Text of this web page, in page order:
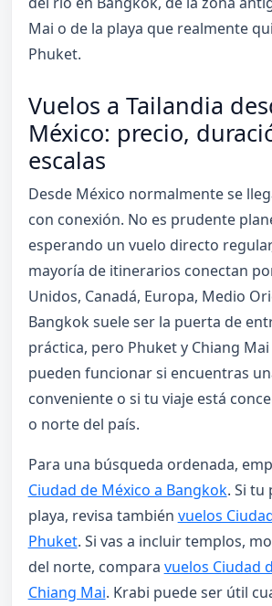
Mai o de la playa que realmente
Phuket.
Vuelos a Tailandia
México: precio,
escalas
Desde México normalmente se
con conexión. No es prudente
esperando un vuelo directo
mayoría de itinerarios conectan
Unidos, Canadá, Europa, Medio
Bangkok suele ser la puerta de
práctica, pero Phuket y Chiang
pueden funcionar si encuentras
conveniente o si tu viaje está
o norte del país.
Para una búsqueda ordenada,
Ciudad de México a Bangkok. Si tu
playa, revisa también vuelos
Phuket. Si vas a incluir templos,
del norte, compara vuelos Ciudad
Chiang Mai. Krabi puede ser útil